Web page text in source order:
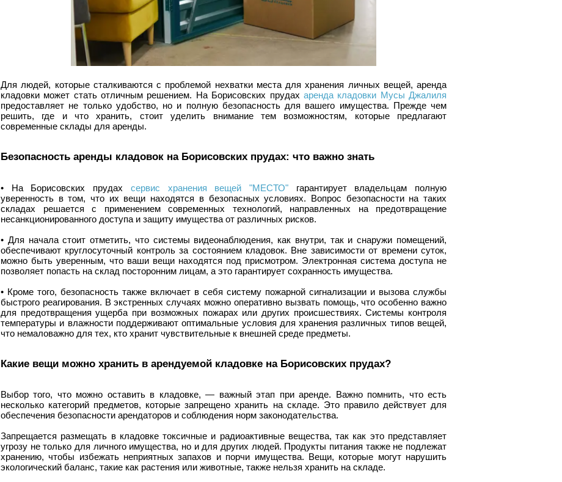
Для людей, которые сталкиваются с проблемой нехватки места для хранения личных вещей, аренда
кладовки может стать отличным решением. На Борисовских прудах аренда кладовки Мусы Джалиля
предоставляет не только удобство, но и полную безопасность для вашего имущества. Прежде чем
решить, где и что хранить, стоит уделить внимание тем возможностям, которые предлагают
современные склады для аренды.
Безопасность аренды кладовок на Борисовских прудах: что важно знать
• На Борисовских прудах сервис хранения вещей "МЕСТО" гарантирует владельцам полную
уверенность в том, что их вещи находятся в безопасных условиях. Вопрос безопасности на таких
складах решается с применением современных технологий, направленных на предотвращение
несанкционированного доступа и защиту имущества от различных рисков.
• Для начала стоит отметить, что системы видеонаблюдения, как внутри, так и снаружи помещений,
обеспечивают круглосуточный контроль за состоянием кладовок. Вне зависимости от времени суток,
можно быть уверенным, что ваши вещи находятся под присмотром. Электронная система доступа не
позволяет попасть на склад посторонним лицам, а это гарантирует сохранность имущества.
• Кроме того, безопасность также включает в себя систему пожарной сигнализации и вызова службы
быстрого реагирования. В экстренных случаях можно оперативно вызвать помощь, что особенно важно
для предотвращения ущерба при возможных пожарах или других происшествиях. Системы контроля
температуры и влажности поддерживают оптимальные условия для хранения различных типов вещей,
что немаловажно для тех, кто хранит чувствительные к внешней среде предметы.
Какие вещи можно хранить в арендуемой кладовке на Борисовских прудах?
Выбор того, что можно оставить в кладовке, — важный этап при аренде. Важно помнить, что есть
несколько категорий предметов, которые запрещено хранить на складе. Это правило действует для
обеспечения безопасности арендаторов и соблюдения норм законодательства.
Запрещается размещать в кладовке токсичные и радиоактивные вещества, так как это представляет
угрозу не только для личного имущества, но и для других людей. Продукты питания также не подлежат
хранению, чтобы избежать неприятных запахов и порчи имущества. Вещи, которые могут нарушить
экологический баланс, такие как растения или животные, также нельзя хранить на складе.